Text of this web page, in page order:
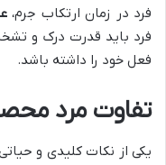
فرد در زمان ارتکاب جرم،
فرد باید قدرت درک و
فعل خود را داشته باشد.
تفاوت مرد
یکی از نکات کلیدی و